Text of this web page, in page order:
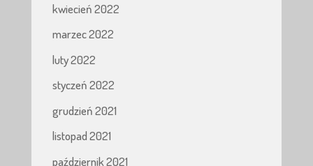
kwiecień 2022
marzec 2022
luty 2022
styczeń 2022
grudzień 2021
listopad 2021
październik 2021